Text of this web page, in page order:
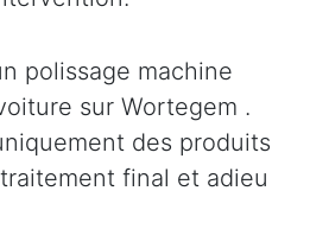
polissage machine
sur Wortegem .
des produits
final et adieu